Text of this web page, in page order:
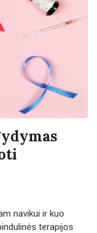
navikui ir kuo
terapijos